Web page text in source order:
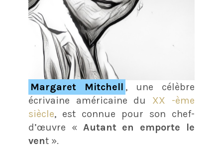
Margaret Mitchell , une célèbre
écrivaine américaine du XX -ème
siècle, est connue pour son chef-
d’œuvre « Autant en emporte le
vent ».